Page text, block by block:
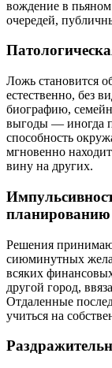
вождение в пьяном
очередей,
Ложь становится
естественно, без
биографию,
выгоды — иногда
способность
мгновенно
вину на других.
планированию
Решения
сиюминутных
всяких
другой город,
Отдаленные
учиться на